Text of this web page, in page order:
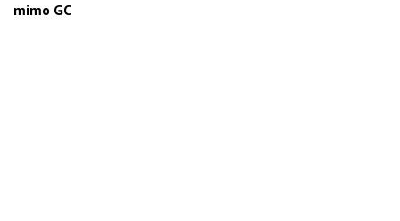
mimo GC